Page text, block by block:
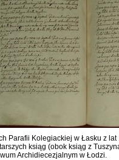
Parafii Kolegiackiej w Łasku z lat
ksiąg (obok ksiąg z
Archidiecezjalnym w Łodzi.